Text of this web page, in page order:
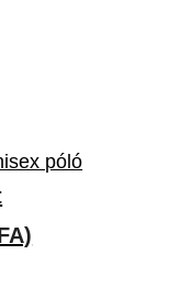
póló
Ártartomány:
2,527Ft